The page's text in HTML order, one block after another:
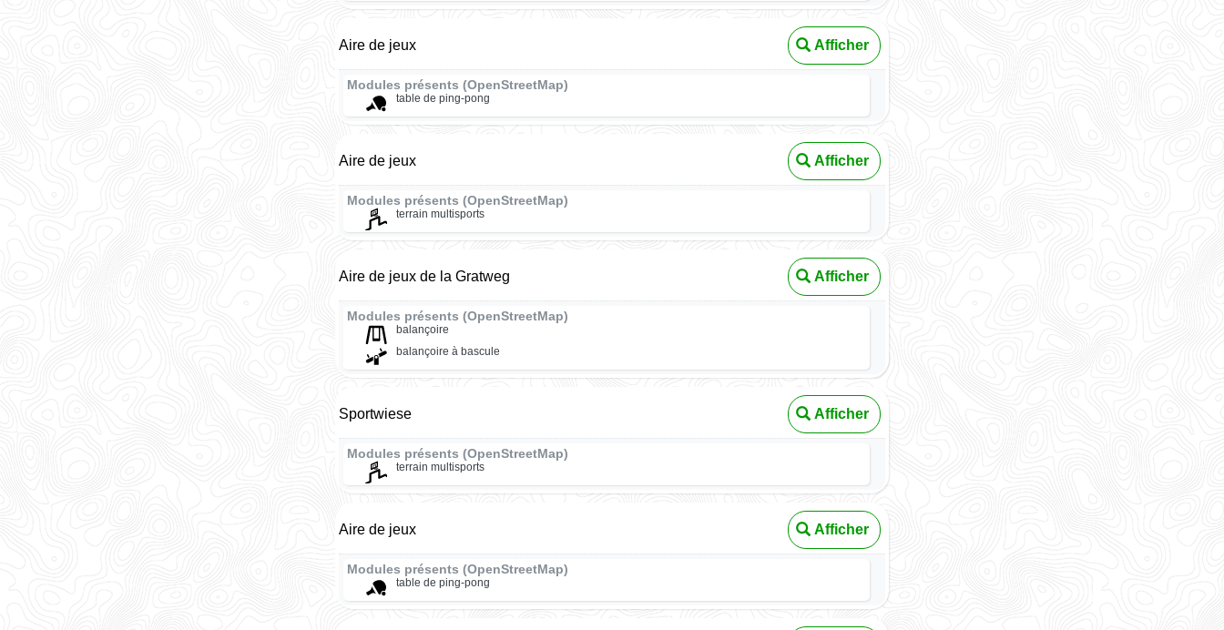
Aire de jeux Afficher
Modules présents (OpenStreetMap)
table de ping-pong
Aire de jeux Afficher
Modules présents (OpenStreetMap)
terrain multisports
Aire de jeux de la Gratweg Afficher
Modules présents (OpenStreetMap)
balançoire
balançoire à bascule
Sportwiese Afficher
Modules présents (OpenStreetMap)
terrain multisports
Aire de jeux Afficher
Modules présents (OpenStreetMap)
table de ping-pong